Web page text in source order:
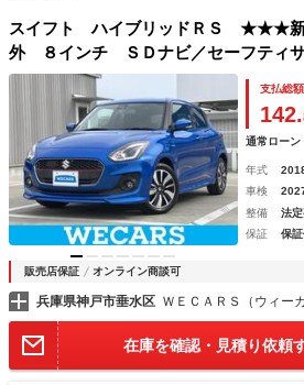
スイフト ハイブリッドＲＳ ★★★新
外 ８インチ ＳＤナビ／セーフティサ
ートヒーター／全方位モニター／車線
ドライブレコーダー 社外／ヘッドラ
支払総額
142.
通常ローン
年式
車検
整備
法
保証
保
販売店保証 オンライン商談可
兵庫県神戸市垂水区 ＷＥＣＡＲＳ（ウィー
在庫を確認・見積り依頼